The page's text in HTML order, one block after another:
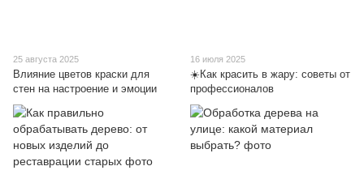
25 августа 2025
Влияние цветов краски для
стен на настроение и эмоции
16 июля 2025
☀️Как красить в жару: советы от
профессионалов